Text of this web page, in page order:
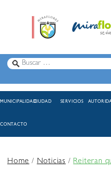
MUNICIPALIDADCIUDAD SERVICIOS
CONTACTO
Home/Noticias /Reiteran